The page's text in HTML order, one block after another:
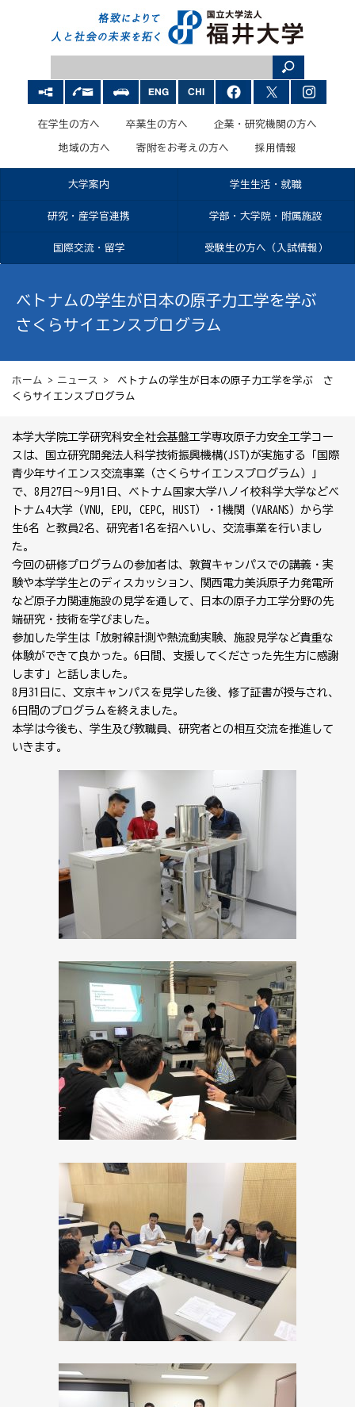
在学生の方へ 卒業生の方へ 企業・研究機関の方へ
地域の方へ 寄附をお考えの方へ 採用情報
大学案内 学生生活・就職
研究・産学官連携 学部・大学院・附属施設
国際交流・留学 受験生の方へ（入試情報）
ベトナムの学生が日本の原子力工学を学ぶ
さくらサイエンスプログラム
ホーム > ニュース
> ベトナムの学生が日本の原子力工学を学ぶ さ
くらサイエンスプログラム
本学大学院工学研究科安全社会基盤工学専攻原子力安全工学コー
スは、国立研究開発法人科学技術振興機構(JST)が実施する「国際
青少年サイエンス交流事業（さくらサイエンスプログラム）」
で、8月27日～9月1日、ベトナム国家大学ハノイ校科学大学などベ
トナム4大学（VNU, EPU, CEPC, HUST）・1機関（VARANS）から学
生6名 と教員2名、研究者1名を招へいし、交流事業を行いまし
た。
今回の研修プログラムの参加者は、敦賀キャンパスでの講義・実
験や本学学生とのディスカッション、関西電力美浜原子力発電所
など原子力関連施設の見学を通して、日本の原子力工学分野の先
端研究・技術を学びました。
参加した学生は「放射線計測や熱流動実験、施設見学など貴重な
体験ができて良かった。6日間、支援してくださった先生方に感謝
します」と話しました。
8月31日に、文京キャンパスを見学した後、修了証書が授与され、
6日間のプログラムを終えました。
本学は今後も、学生及び教職員、研究者との相互交流を推進して
いきます。